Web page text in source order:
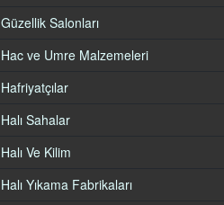
Güzellik Salonları
Hac ve Umre Malzemeleri
Hafriyatçılar
Halı Sahalar
Halı Ve Kilim
Halı Yıkama Fabrikaları